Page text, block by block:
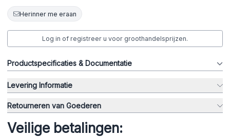
Herinner me eraan
Log in of registreer u voor groothandelsprijzen.
Productspecificaties & Documentatie
Levering Informatie
Retourneren van Goederen
Veilige betalingen: